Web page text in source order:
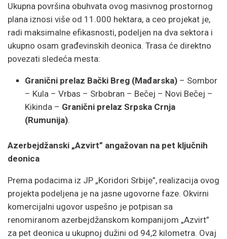
Ukupna površina obuhvata ovog masivnog prostornog
plana iznosi više od 11.000 hektara, a ceo projekat je,
radi maksimalne efikasnosti, podeljen na dva sektora i
ukupno osam građevinskih deonica. Trasa će direktno
povezati sledeća mesta:
Granični prelaz Bački Breg (Mađarska) – Sombor
– Kula – Vrbas – Srbobran – Bečej – Novi Bečej –
Kikinda – Granični prelaz Srpska Crnja
(Rumunija).
Azerbejdžanski „Azvirt” angažovan na pet ključnih
deonica
Prema podacima iz JP „Koridori Srbije”, realizacija ovog
projekta podeljena je na jasne ugovorne faze. Okvirni
komercijalni ugovor uspešno je potpisan sa
renomiranom azerbejdžanskom kompanijom „Azvirt”
za pet deonica u ukupnoj dužini od 94,2 kilometra. Ovaj